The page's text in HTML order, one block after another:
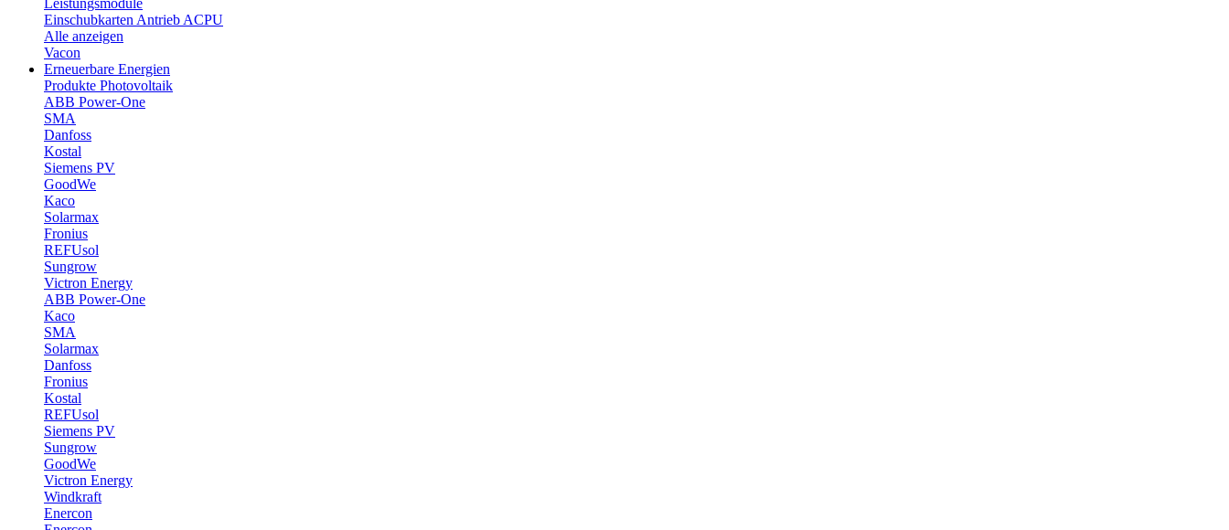
Leistungsmodule
Einschubkarten Antrieb ACPU
Alle anzeigen
Vacon
Erneuerbare Energien
Produkte Photovoltaik
ABB Power-One
SMA
Danfoss
Kostal
Siemens PV
GoodWe
Kaco
Solarmax
Fronius
REFUsol
Sungrow
Victron Energy
ABB Power-One
Kaco
SMA
Solarmax
Danfoss
Fronius
Kostal
REFUsol
Siemens PV
Sungrow
GoodWe
Victron Energy
Windkraft
Enercon